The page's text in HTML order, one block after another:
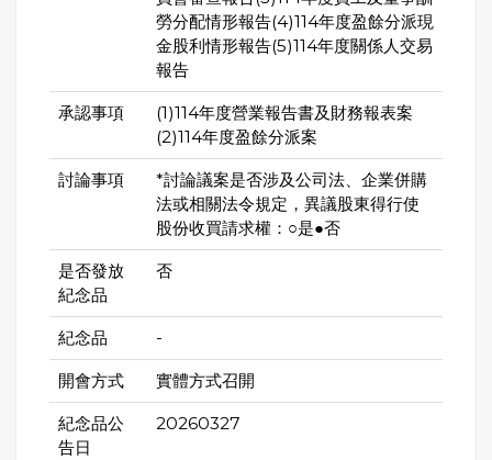
勞分配情形報告(4)114年度盈餘分派現
金股利情形報告(5)114年度關係人交易
報告
承認事項
(1)114年度營業報告書及財務報表案
(2)114年度盈餘分派案
討論事項
*討論議案是否涉及公司法、企業併購
法或相關法令規定，異議股東得行使
股份收買請求權：○是●否
是否發放
紀念品
否
紀念品 -
開會方式 實體方式召開
紀念品公
告日
20260327